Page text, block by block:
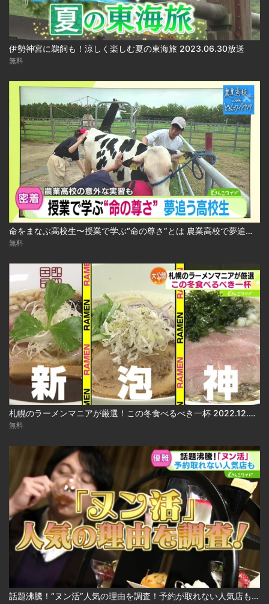
伊勢神宮に鵜飼も！涼しく楽しむ夏の東海旅 2023.06.30放送
無料
命をまなぶ高校生〜授業で学ぶ“命の尊さ”とは 農業高校で夢追う生徒たち 2024.10.29放送
無料
札幌のラーメンマニアが厳選！この冬食べるべき一杯 2022.12.05放送
無料
話題沸騰！“ヌン活”人気の理由を調査！予約が取れない人気店も 2024.12.24放送